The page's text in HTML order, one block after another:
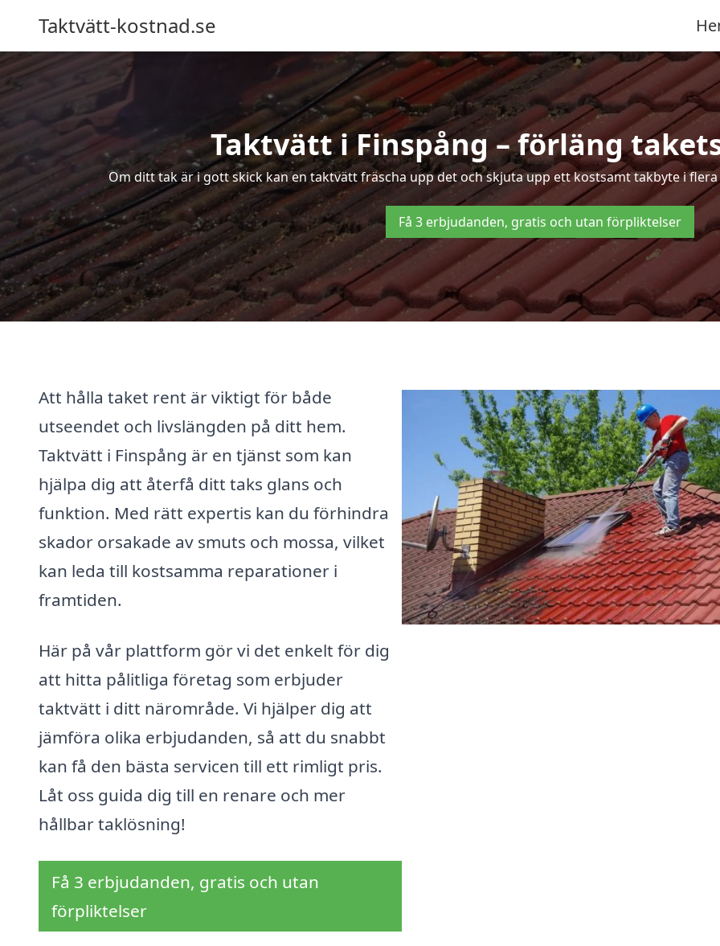
Taktvätt-kostnad.se
Taktvätt i Finspång – förläng
Om ditt tak är i gott skick kan en taktvätt fräscha upp det och skjuta upp ett kostsamt takbyte i flera
Få 3 erbjudanden, gratis och utan förpliktelser
Att hålla taket rent är viktigt för både
utseendet och livslängden på ditt hem.
Taktvätt i Finspång är en tjänst som kan
hjälpa dig att återfå ditt taks glans och
funktion. Med rätt expertis kan du förhindra
skador orsakade av smuts och mossa, vilket
kan leda till kostsamma reparationer i
framtiden.
Här på vår plattform gör vi det enkelt för dig
att hitta pålitliga företag som erbjuder
taktvätt i ditt närområde. Vi hjälper dig att
jämföra olika erbjudanden, så att du snabbt
kan få den bästa servicen till ett rimligt pris.
Låt oss guida dig till en renare och mer
hållbar taklösning!
Få 3 erbjudanden, gratis och utan
förpliktelser